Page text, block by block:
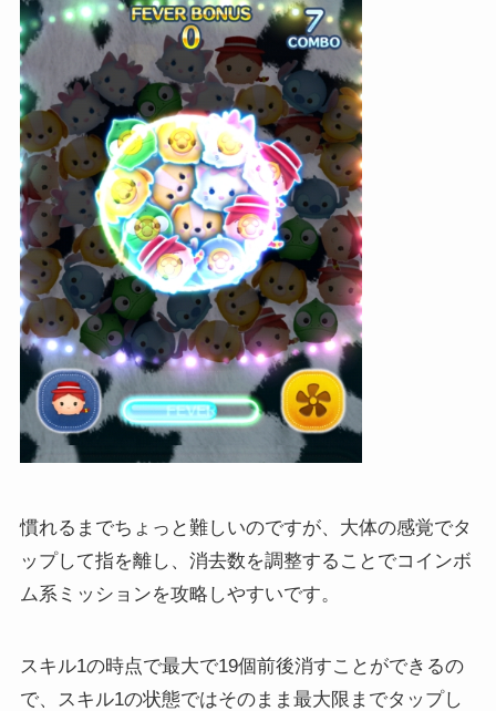
慣れるまでちょっと難しいのですが、大体の感覚でタ
ップして指を離し、消去数を調整することでコインボ
ム系ミッションを攻略しやすいです。
スキル1の時点で最大で19個前後消すことができるの
で、スキル1の状態ではそのまま最大限までタップし